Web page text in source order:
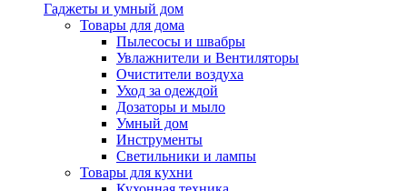
Гаджеты и умный дом
Товары для дома
Пылесосы и швабры
Увлажнители и Вентиляторы
Очистители воздуха
Уход за одеждой
Дозаторы и мыло
Умный дом
Инструменты
Светильники и лампы
Товары для кухни